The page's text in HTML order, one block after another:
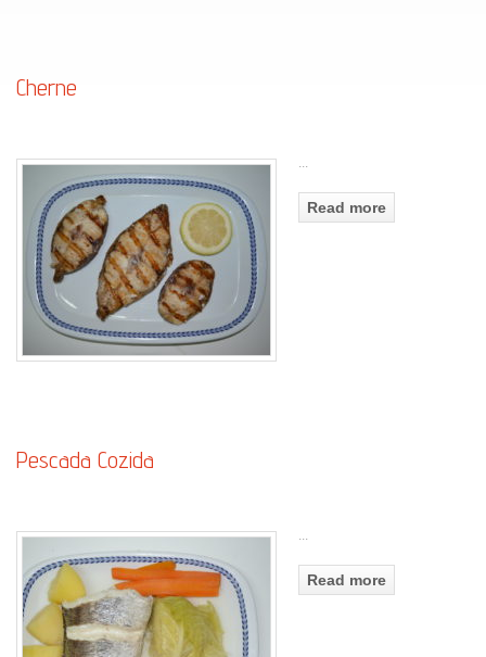
Cherne
Read more
Pescada Cozida
Read more